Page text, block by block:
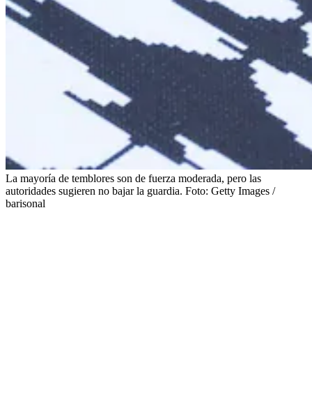
La mayoría de temblores son de fuerza moderada, pero las
autoridades sugieren no bajar la guardia. Foto: Getty Images /
barisonal